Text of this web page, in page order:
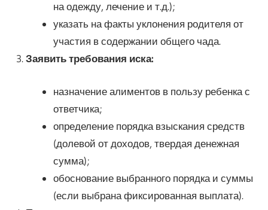
на одежду, лечение и т.д.);
указать на факты уклонения родителя от
участия в содержании общего чада.
Заявить требования иска:
назначение алиментов в пользу ребенка с
ответчика;
определение порядка взыскания средств
(долевой от доходов, твердая денежная
сумма);
обоснование выбранного порядка и суммы
(если выбрана фиксированная выплата).